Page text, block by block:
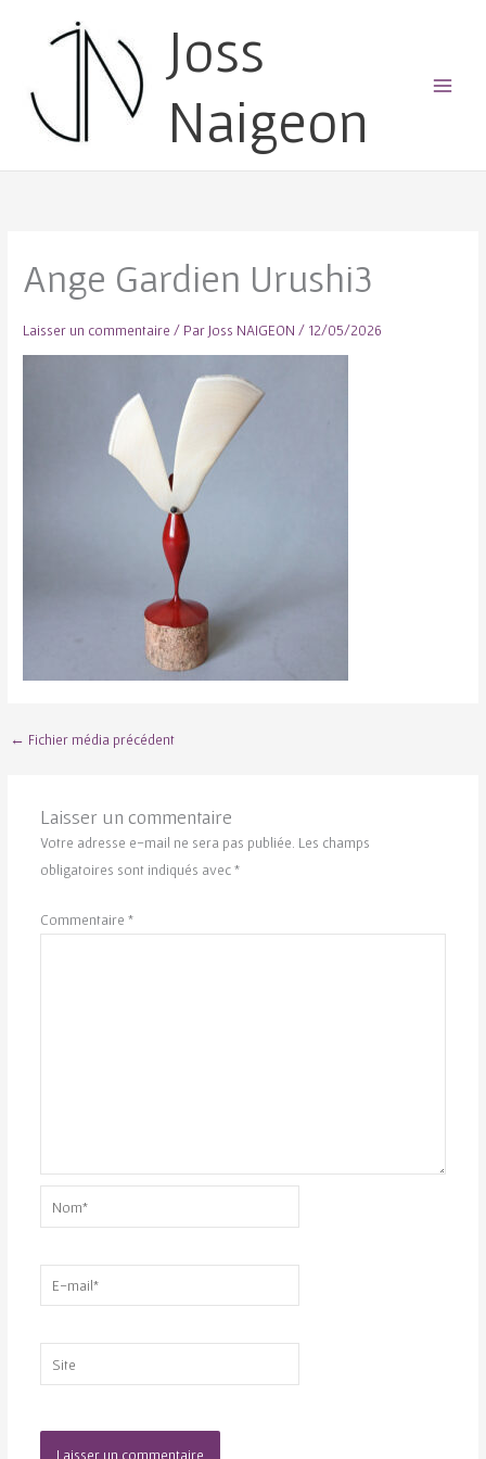
Joss
Naigeon
Ange Gardien Urushi3
Laisser un commentaire / Par Joss NAIGEON / 12/05/2026
← Fichier média précédent
Laisser un commentaire
Votre adresse e-mail ne sera pas publiée. Les champs
obligatoires sont indiqués avec*
Commentaire *
mail*